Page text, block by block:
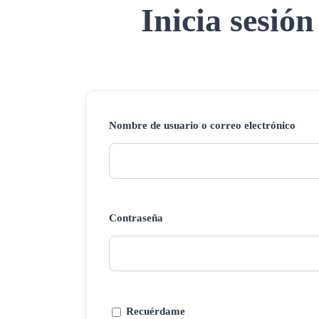
Inicia sesión
Nombre de usuario o correo electrónico
Contraseña
Recuérdame